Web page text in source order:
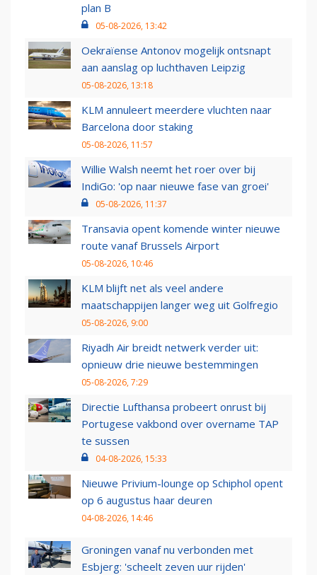
plan B
05-08-2026, 13:42
Oekraïense Antonov mogelijk ontsnapt
aan aanslag op luchthaven Leipzig
05-08-2026, 13:18
KLM annuleert meerdere vluchten naar
Barcelona door staking
05-08-2026, 11:57
Willie Walsh neemt het roer over bij
IndiGo: 'op naar nieuwe fase van groei'
05-08-2026, 11:37
Transavia opent komende winter nieuwe
route vanaf Brussels Airport
05-08-2026, 10:46
KLM blijft net als veel andere
maatschappijen langer weg uit Golfregio
05-08-2026, 9:00
Riyadh Air breidt netwerk verder uit:
opnieuw drie nieuwe bestemmingen
05-08-2026, 7:29
Directie Lufthansa probeert onrust bij
Portugese vakbond over overname TAP
te sussen
04-08-2026, 15:33
Nieuwe Privium-lounge op Schiphol opent
op 6 augustus haar deuren
04-08-2026, 14:46
Groningen vanaf nu verbonden met
Esbjerg: 'scheelt zeven uur rijden'